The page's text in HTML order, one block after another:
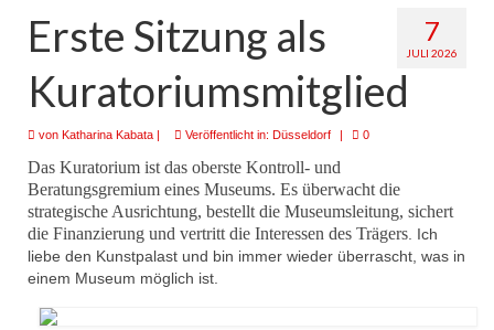
7
JULI 2026
Erste Sitzung als
Kuratoriumsmitglied
von Katharina Kabata | Veröffentlicht in: Düsseldorf | 0
Das Kuratorium ist das oberste Kontroll- und
Beratungsgremium eines Museums. Es überwacht die
strategische Ausrichtung, bestellt die Museumsleitung, sichert
die Finanzierung und vertritt die Interessen des Trägers . Ich
liebe den Kunstpalast und bin immer wieder überrascht, was in
einem Museum möglich ist.